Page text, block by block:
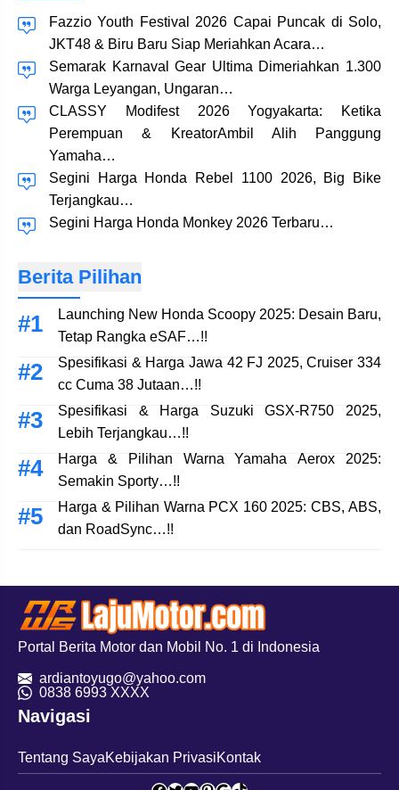
Fazzio Youth Festival 2026 Capai Puncak di Solo,
JKT48 & Biru Baru Siap Meriahkan Acara…
Semarak Karnaval Gear Ultima Dimeriahkan 1.300
Warga Leyangan, Ungaran…
CLASSY Modifest 2026 Yogyakarta: Ketika
Perempuan & KreatorAmbil Alih Panggung
Yamaha…
Segini Harga Honda Rebel 1100 2026, Big Bike
Terjangkau…
Segini Harga Honda Monkey 2026 Terbaru…
Berita Pilihan
Launching New Honda Scoopy 2025: Desain Baru,
Tetap Rangka eSAF…!!
Spesifikasi & Harga Jawa 42 FJ 2025, Cruiser 334
cc Cuma 38 Jutaan…!!
Spesifikasi & Harga Suzuki GSX-R750 2025,
Lebih Terjangkau…!!
Harga & Pilihan Warna Yamaha Aerox 2025:
Semakin Sporty…!!
Harga & Pilihan Warna PCX 160 2025: CBS, ABS,
dan RoadSync…!!
Portal Berita Motor dan Mobil No. 1 di Indonesia
ardiantoyugo@yahoo.com
0838 6993 XXXX
Navigasi
Tentang SayaKebijakan PrivasiKontak